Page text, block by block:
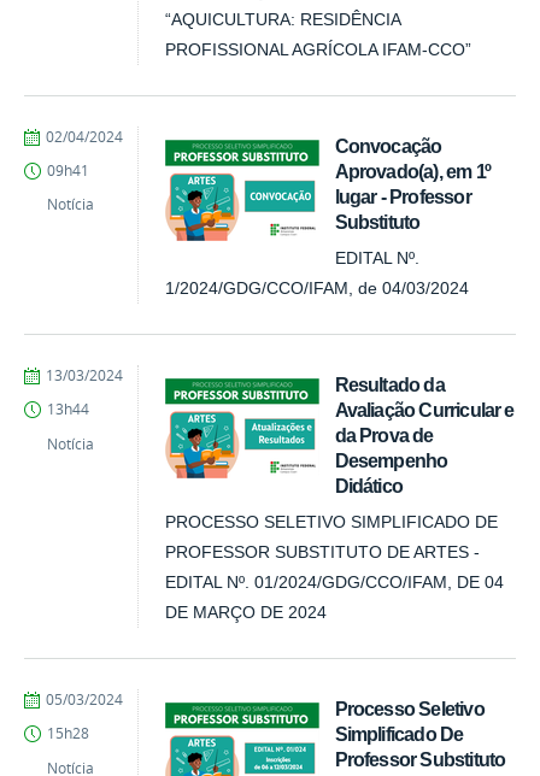
“AQUICULTURA: RESIDÊNCIA
PROFISSIONAL AGRÍCOLA IFAM-CCO”
Convocação
Aprovado(a), em 1⁠º
lugar - Professor
Substituto
EDITAL Nº.
1/2024/GDG/CCO/IFAM, de 04/03/2024
por
COARI
publicado
02/04/2024
09h41
Notícia
Resultado da
Avaliação Curricular e
da Prova de
Desempenho
Didático
PROCESSO SELETIVO SIMPLIFICADO DE
PROFESSOR SUBSTITUTO DE ARTES -
EDITAL Nº. 01/2024/GDG/CCO/IFAM, DE 04
DE MARÇO DE 2024
por
COARI
publicado
13/03/2024
13h44
Notícia
Processo Seletivo
Simplificado De
Professor Substituto
por
COARI
publicado
05/03/2024
15h28
Notícia